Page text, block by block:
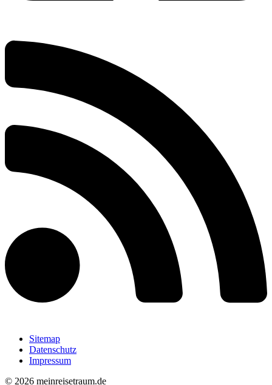
Sitemap
Datenschutz
Impressum
© 2026 meinreisetraum.de